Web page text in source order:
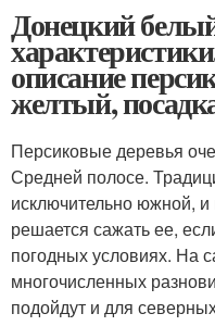
Донецкий
описание
желтый,
Персиковые деревья
Средней полосе.
исключительно южной,
решается сажать ее,
погодных условиях. На
многочисленных
подойдут и для